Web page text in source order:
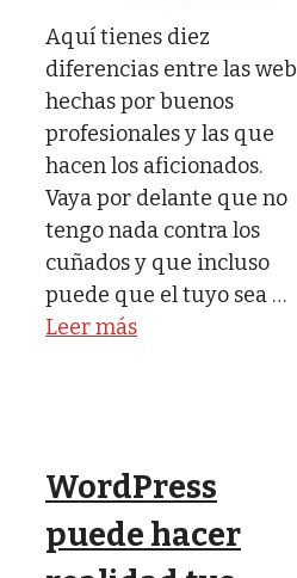
Aquí tienes diez
diferencias entre las web
hechas por buenos
profesionales y las que
hacen los aficionados.
Vaya por delante que no
tengo nada contra los
cuñados y que incluso
puede que el tuyo sea …
Leer más
WordPress
puede hacer